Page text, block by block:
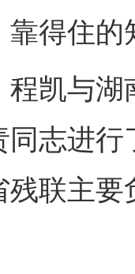
得住
与湖
同志进
联主